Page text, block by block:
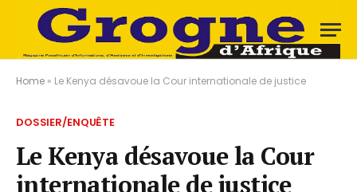
Home » Le Kenya désavoue la Cour internationale de justice
DOSSIER/ENQUÊTE
Le Kenya désavoue la Cour
internationale de justice